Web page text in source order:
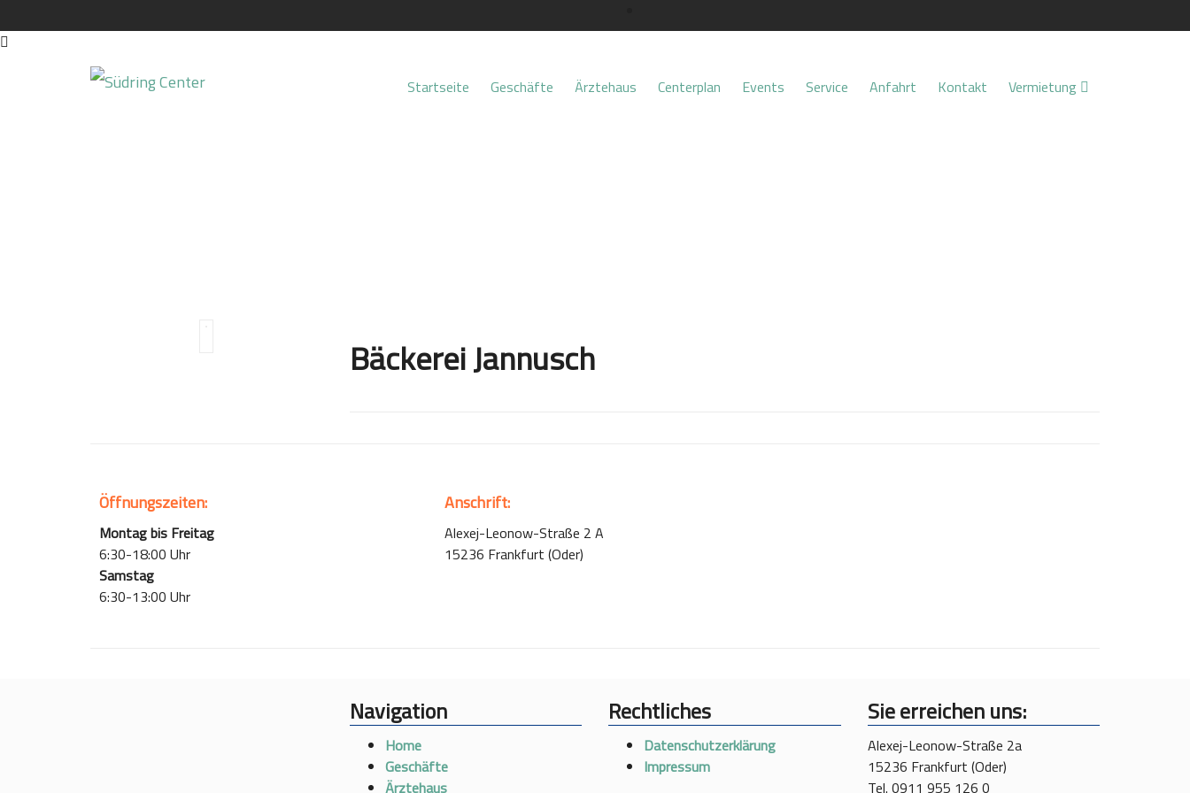
Startseite Geschäfte Ärztehaus Centerplan Events Service Anfahrt Kontakt Vermietung
Bäckerei Jannusch
Öffnungszeiten:
Montag bis Freitag
6:30-18:00 Uhr
Samstag
6:30-13:00 Uhr
Anschrift:
Alexej-Leonow-Straße 2 A
15236 Frankfurt (Oder)
Navigation
Home
Geschäfte
Ärztehaus
Rechtliches
Datenschutzerklärung
Impressum
Sie erreichen uns:
Alexej-Leonow-Straße 2a
15236 Frankfurt (Oder)
Tel. 0911 955 126 0